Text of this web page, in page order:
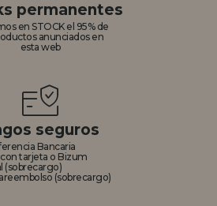
permanentes
en STOCK el 95% de
anunciados en
esta web
seguros
Bancaria
con tarjeta o Bizum
(sobrecargo)
(sobrecargo)